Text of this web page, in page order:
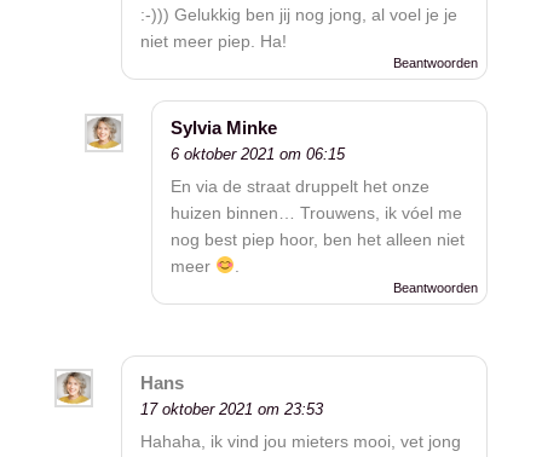
:-))) Gelukkig ben jij nog jong, al voel je je
niet meer piep. Ha!
Beantwoorden
Sylvia Minke
6 oktober 2021 om 06:15
En via de straat druppelt het onze
huizen binnen… Trouwens, ik vóel me
nog best piep hoor, ben het alleen niet
meer
Beantwoorden
Hans
17 oktober 2021 om 23:53
Hahaha, ik vind jou mieters mooi, vet jong